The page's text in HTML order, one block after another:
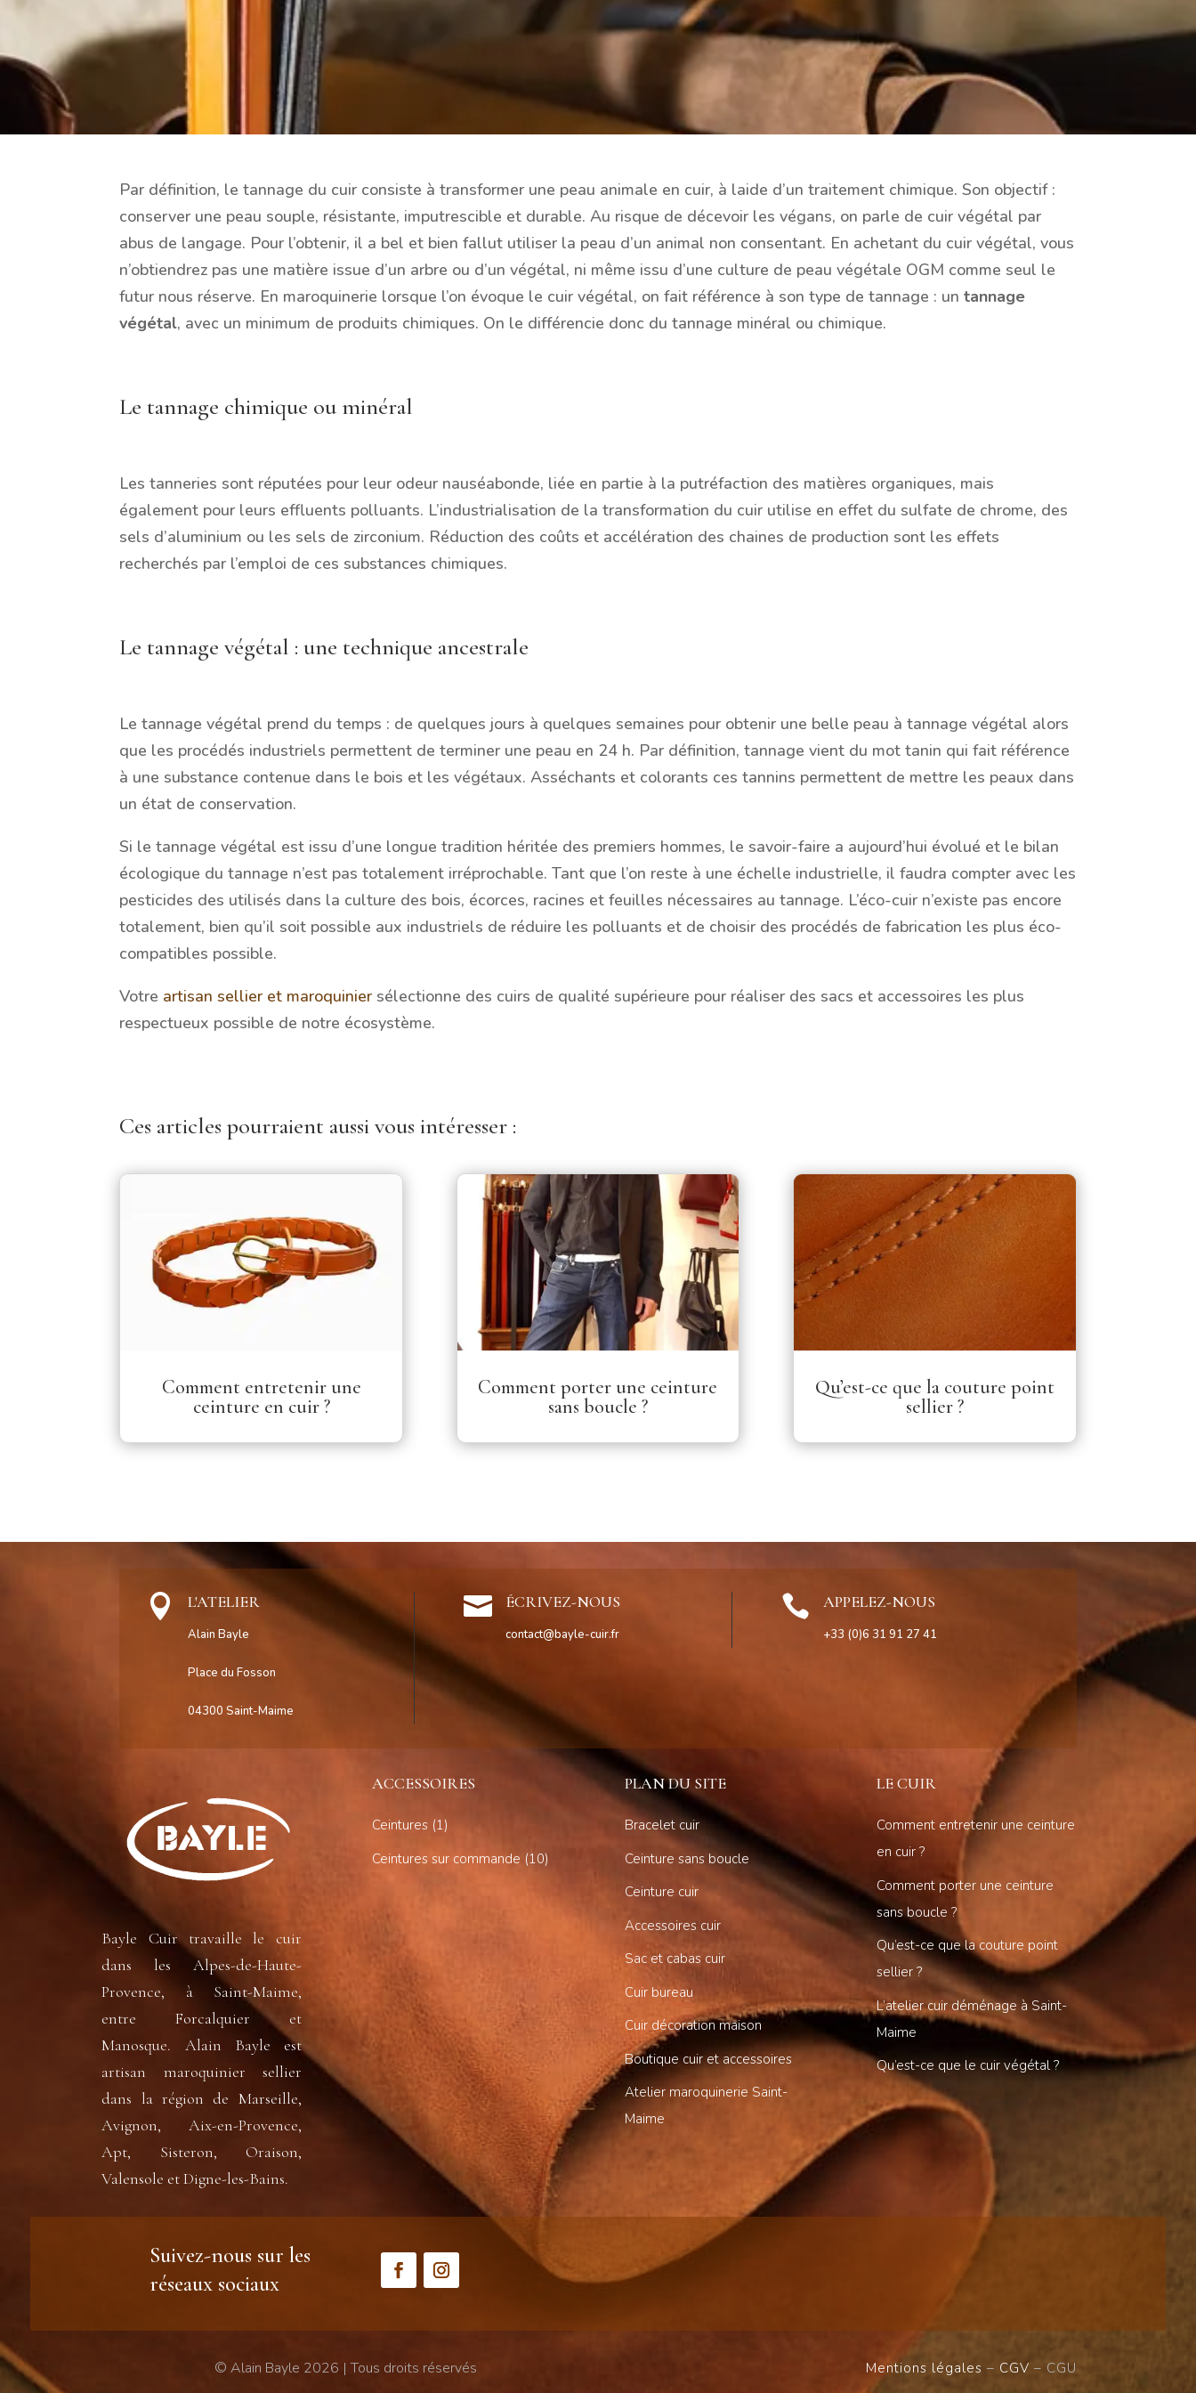
Par définition, le tannage du cuir consiste à transformer une peau animale en cuir, à laide d’un traitement chimique. Son objectif :
conserver une peau souple, résistante, imputrescible et durable. Au risque de décevoir les végans, on parle de cuir végétal par
abus de langage. Pour l’obtenir, il a bel et bien fallut utiliser la peau d’un animal non consentant. En achetant du cuir végétal, vous
n’obtiendrez pas une matière issue d’un arbre ou d’un végétal, ni même issu d’une culture de peau végétale OGM comme seul le
futur nous réserve. En maroquinerie lorsque l’on évoque le cuir végétal, on fait référence à son type de tannage : untannage
végétal, avec un minimum de produits chimiques. On le différencie donc du tannage minéral ou chimique.
Le tannage chimique ou minéral
Les tanneries sont réputées pour leur odeur nauséabonde, liée en partie à la putréfaction des matières organiques, mais
également pour leurs effluents polluants. L’industrialisation de la transformation du cuir utilise en effet du sulfate de chrome, des
sels d’aluminium ou les sels de zirconium. Réduction des coûts et accélération des chaines de production sont les effets
recherchés par l’emploi de ces substances chimiques.
Le tannage végétal : une technique ancestrale
Le tannage végétal prend du temps : de quelques jours à quelques semaines pour obtenir une belle peau à tannage végétal alors
que les procédés industriels permettent de terminer une peau en 24 h. Par définition, tannage vient du mot tanin qui fait référence
à une substance contenue dans le bois et les végétaux. Asséchants et colorants ces tannins permettent de mettre les peaux dans
un état de conservation.
Si le tannage végétal est issu d’une longue tradition héritée des premiers hommes, le savoir-faire a aujourd’hui évolué et le bilan
écologique du tannage n’est pas totalement irréprochable. Tant que l’on reste à une échelle industrielle, il faudra compter avec les
pesticides des utilisés dans la culture des bois, écorces, racines et feuilles nécessaires au tannage. L’éco-cuir n’existe pas encore
totalement, bien qu’il soit possible aux industriels de réduire les polluants et de choisir des procédés de fabrication les plus éco-
compatibles possible.
Votre artisan sellier et maroquiniersélectionne des cuirs de qualité supérieure pour réaliser des sacs et accessoires les plus
respectueux possible de notre écosystème.
Ces articles pourraient aussi vous intéresser :
Comment entretenir une
ceinture en cuir ?
Comment porter une ceinture
sans boucle ?
Qu’est-ce que la couture point
sellier ?
 L'ATELIER
Alain Bayle
Place du Fosson
04300 Saint-Maime
 ÉCRIVEZ-NOUS
contact@bayle-cuir.fr
 APPELEZ-NOUS
+33 (0)6 31 91 27 41
Bayle Cuir travaille le cuir
dans les Alpes-de-Haute-
Provence, à Saint-Maime,
entre Forcalquier et
Manosque. Alain Bayle est
artisan maroquinier sellier
dans la région de Marseille,
Avignon, Aix-en-Provence,
Apt, Sisteron, Oraison,
Valensole et Digne-les-Bains.
ACCESSOIRES
Ceintures 11
Ceintures sur commande 1010
PLAN DU SITE
Bracelet cuir
Ceinture sans boucle
Ceinture cuir
Accessoires cuir
Sac et cabas cuir
Cuir bureau
Cuir décoration maison
Boutique cuir et accessoires
Atelier maroquinerie Saint-
Maime
LE CUIR
Comment entretenir une ceinture
en cuir ?
Comment porter une ceinture
sans boucle ?
Qu’est-ce que la couture point
sellier ?
L’atelier cuir déménage à Saint-
Maime
Qu’est-ce que le cuir végétal ?
Suivez-nous sur les
réseaux sociaux
© Alain Bayle 2026 | Tous droits réservés Mentions légales – CGV – CGU